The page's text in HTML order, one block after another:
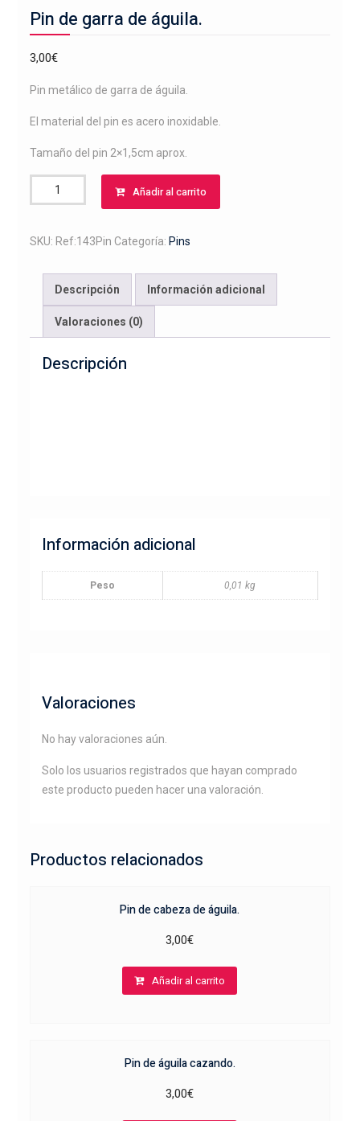
Pin de garra de águila.
3,00€
Pin metálico de garra de águila.
El material del pin es acero inoxidable.
Tamaño del pin 2×1,5cm aprox.
de
de
Añadir al carrito
SKU: Ref:143Pin Categoría: Pins
Descripción Información adicional
Valoraciones (0)
Descripción
Información adicional
Peso 0,01 kg
Valoraciones
No hay valoraciones aún.
Solo los usuarios registrados que hayan comprado
este producto pueden hacer una valoración.
Productos relacionados
Pin de cabeza de águila.
3,00€
Añadir al carrito
Pin de águila cazando.
3,00€